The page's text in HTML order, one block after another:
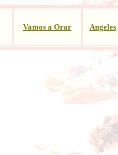
Vamos a Orar Angeles